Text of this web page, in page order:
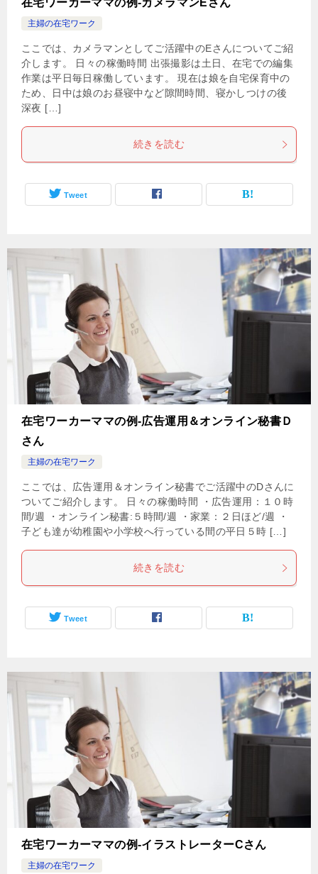
在宅ワーカーママの例-カメラマンEさん
主婦の在宅ワーク
ここでは、カメラマンとしてご活躍中のEさんについてご紹
介します。 日々の稼働時間 出張撮影は土日、在宅での編集
作業は平日毎日稼働しています。 現在は娘を自宅保育中の
ため、日中は娘のお昼寝中など隙間時間、寝かしつけの後
深夜 […]
続きを読む
Tweet
在宅ワーカーママの例-広告運用＆オンライン秘書Ｄ
さん
主婦の在宅ワーク
ここでは、広告運用＆オンライン秘書でご活躍中のDさんに
ついてご紹介します。 日々の稼働時間 ・広告運用：１０時
間/週 ・オンライン秘書:５時間/週 ・家業：２日ほど/週 ・
子ども達が幼稚園や小学校へ行っている間の平日５時 […]
続きを読む
Tweet
在宅ワーカーママの例-イラストレーターCさん
主婦の在宅ワーク